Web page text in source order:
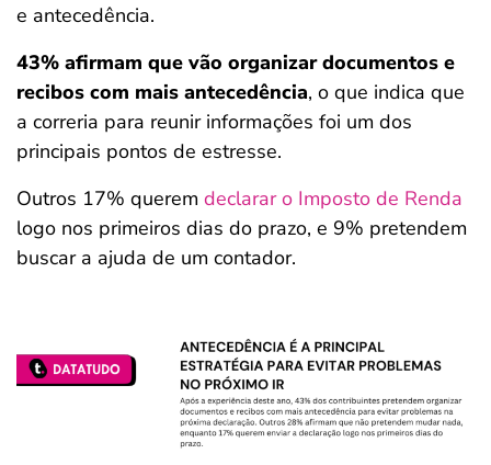
e antecedência.
43% afirmam que vão organizar documentos e
recibos com mais antecedência, o que indica que
a correria para reunir informações foi um dos
principais pontos de estresse.
Outros 17% querem declarar o Imposto de Renda
logo nos primeiros dias do prazo, e 9% pretendem
buscar a ajuda de um contador.